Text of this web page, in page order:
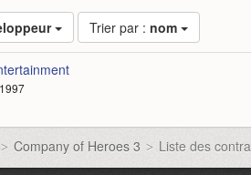
Trier par : nom
> Company of Heroes 3 > Liste des